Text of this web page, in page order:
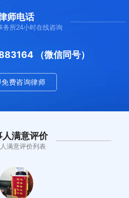
师电话
务所24小时在线咨询
（微信同号）
免费咨询律师
人满意评价
满意评价列表